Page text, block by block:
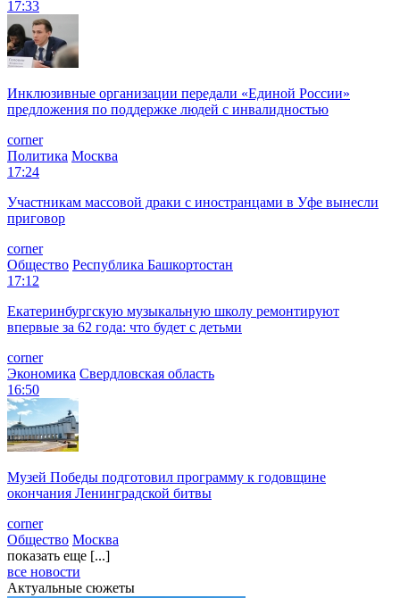
17:33
Инклюзивные организации передали «Единой России»
предложения по поддержке людей с инвалидностью
corner
Политика Москва
17:24
Участникам массовой драки с иностранцами в Уфе вынесли
приговор
corner
Общество Республика Башкортостан
17:12
Екатеринбургскую музыкальную школу ремонтируют
впервые за 62 года: что будет с детьми
corner
Экономика Свердловская область
16:50
Музей Победы подготовил программу к годовщине
окончания Ленинградской битвы
corner
Общество Москва
показать еще [...]
все новости
Актуальные сюжеты